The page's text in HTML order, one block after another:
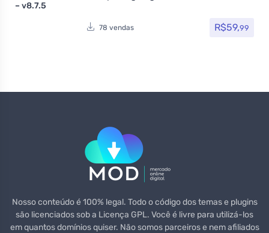
– v8.7.5
78 vendas R$59,99
Nosso conteúdo é 100% legal. Todo o código dos temas e plugins
são licenciados sob a Licença GPL. Você é livre para utilizá-los
em quantos domínios quiser. Não somos parceiros e nem afiliados